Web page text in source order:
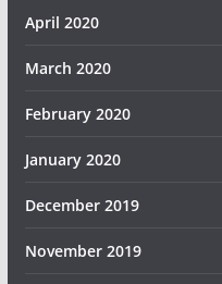
April 2020
March 2020
February 2020
January 2020
December 2019
November 2019